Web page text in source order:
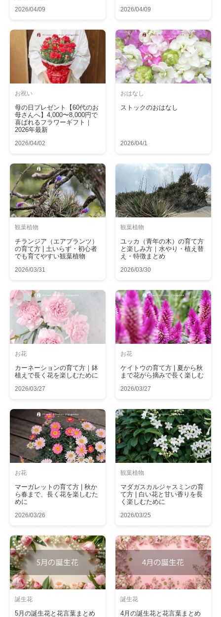
2026/04/09 2026/04/09
お祝い
母の日プレゼント【60代のお
母さんへ】4,000〜8,000円で
喜ばれるフラワーギフト｜
2026年最新
2026/04/02
おはなし
ストックのおはなし
2026/04/1
観葉植物
チランジア（エアプランツ）
の育て方 | 土いらず・初心者
でも育てやすい観葉植物
2026/03/31
観葉植物
ユッカ（青年の木）の育て方
と楽しみ方｜水やり・植え替
え・特徴まとめ
2026/03/30
お花
カーネーションの育て方｜鉢
植えで長く花を楽しむために
2026/03/27
お花
ケイトウの育て方 | 夏から秋
まで花がら摘みで長く楽しむ
2026/03/27
お花
マーガレットの育て方 | 秋か
ら春まで、長く花を楽しむた
めに
2026/03/26
観葉植物
マダガスカルジャスミンの育
て方 | 白い花と甘い香りを長
く楽しむために
2026/03/25
誕生花
5月の誕生花と花言葉まとめ
誕生花
4月の誕生花と花言葉まとめ